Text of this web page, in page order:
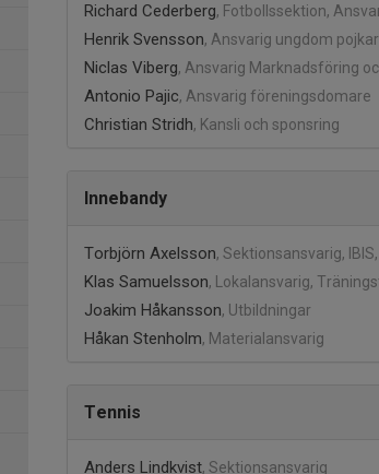
Richard Cederberg, Fotbollssektion,
Henrik Svensson, Ansvarig ungdom pojkar
Niclas Viberg, Ansvarig Marknadsföring
Antonio Pajic, Ansvarig föreningsdomare
Christian Stridh, Kansli och sponsring
Innebandy
Torbjörn Axelsson, Sektionsansvarig,
Klas Samuelsson, Lokalansvarig,
Joakim Håkansson, Utbildningar
Håkan Stenholm, Materialansvarig
Tennis
Anders Lindkvist, Sektionsansvarig